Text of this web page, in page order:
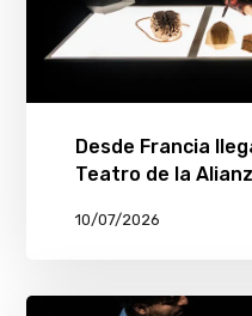
Desde Francia
Teatro de la
10/07/2026